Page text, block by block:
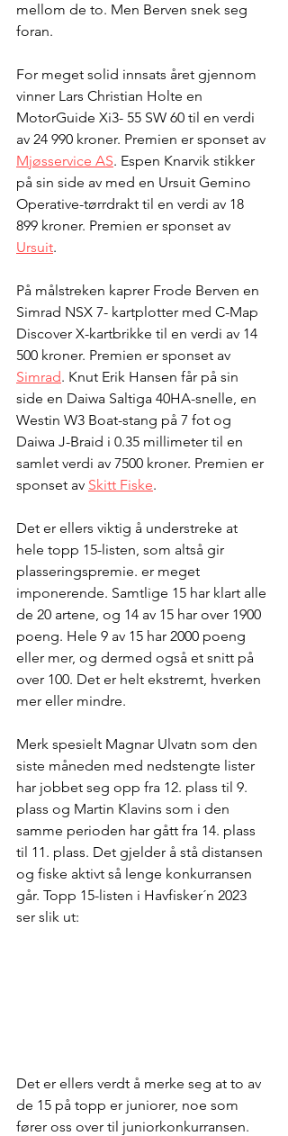
mellom de to. Men Berven snek seg
foran.
For meget solid innsats året gjennom
vinner Lars Christian Holte en
MotorGuide Xi3- 55 SW 60 til en verdi
av 24 990 kroner. Premien er sponset av
Mjøsservice AS. Espen Knarvik stikker
på sin side av med en Ursuit Gemino
Operative-tørrdrakt til en verdi av 18
899 kroner. Premien er sponset av
Ursuit.
På målstreken kaprer Frode Berven en
Simrad NSX 7- kartplotter med C-Map
Discover X-kartbrikke til en verdi av 14
500 kroner. Premien er sponset av
Simrad. Knut Erik Hansen får på sin
side en Daiwa Saltiga 40HA-snelle, en
Westin W3 Boat-stang på 7 fot og
Daiwa J-Braid i 0.35 millimeter til en
samlet verdi av 7500 kroner. Premien er
sponset av Skitt Fiske.
Det er ellers viktig å understreke at
hele topp 15-listen, som altså gir
plasseringspremie. er meget
imponerende. Samtlige 15 har klart alle
de 20 artene, og 14 av 15 har over 1900
poeng. Hele 9 av 15 har 2000 poeng
eller mer, og dermed også et snitt på
over 100. Det er helt ekstremt, hverken
mer eller mindre.
Merk spesielt Magnar Ulvatn som den
siste måneden med nedstengte lister
har jobbet seg opp fra 12. plass til 9.
plass og Martin Klavins som i den
samme perioden har gått fra 14. plass
til 11. plass. Det gjelder å stå distansen
og fiske aktivt så lenge konkurransen
går. Topp 15-listen i Havfisker´n 2023
ser slik ut:
Det er ellers verdt å merke seg at to av
de 15 på topp er juniorer, noe som
fører oss over til juniorkonkurransen.